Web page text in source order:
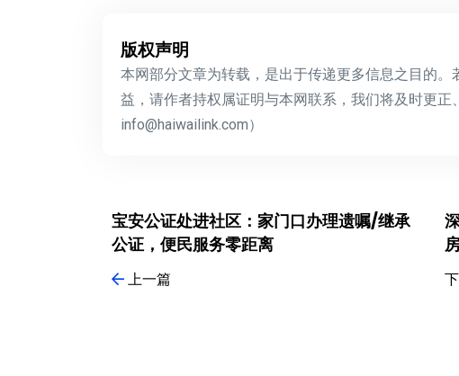
版权声明
本网部分文章为转载，是出于传递更多信息之目的
益，请作者持权属证明与本网联系，我们将及时更正
info@haiwailink.com）
宝安公证处进社区：家门口办理遗嘱/继承
公证，便民服务零距离
上一篇